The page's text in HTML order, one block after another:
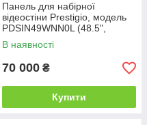
Панель для набірної
відеостіни Prestigio, модель
PDSIN49WNN0L (48.5",
товщина шва 3.5 мм,
яскравість 450
В наявності
70 000 ₴
Купити